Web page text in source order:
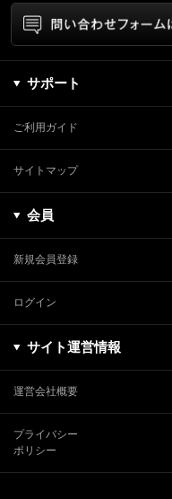
サポート
ご利用ガイド
サイトマップ
会員
新規会員登録
ログイン
サイト運営情報
運営会社概要
プライバシー
ポリシー